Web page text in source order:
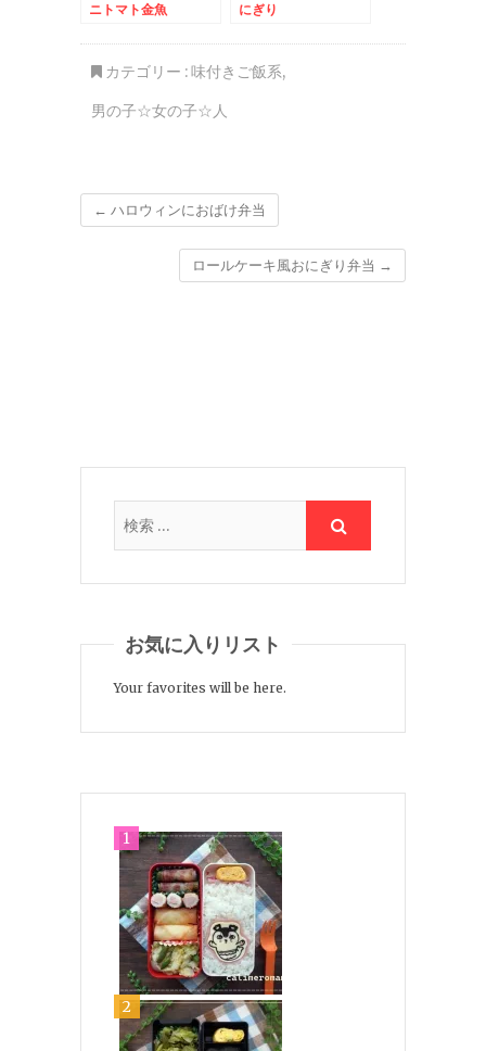
ニトマト金魚
にぎり
カテゴリー :味付きご飯系,
男の子☆女の子☆人
← ハロウィンにおばけ弁当
ロールケーキ風おにぎり弁当 →
お気に入りリスト
Your favorites will be here.